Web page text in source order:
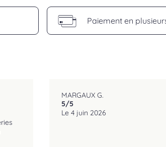
Paiement en
5/5
Le 4 juin 2026
MARGAUX G.